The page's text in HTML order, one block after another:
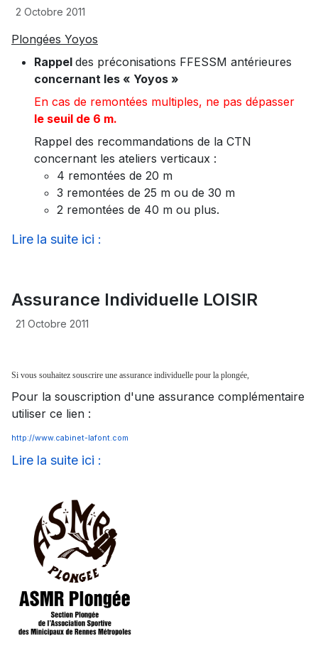
2 Octobre 2011
Plongées Yoyos
Rappel des préconisations FFESSM antérieures
concernant les « Yoyos »
En cas de remontées multiples, ne pas dépasser
le seuil de 6 m.
Rappel des recommandations de la CTN
concernant les ateliers verticaux :
4 remontées de 20 m
3 remontées de 25 m ou de 30 m
2 remontées de 40 m ou plus.
Lire la suite ici :
Assurance Individuelle LOISIR
21 Octobre 2011
Si vous souhaitez souscrire une assurance individuelle pour la plongée,
Pour la souscription d'une assurance complémentaire
utiliser ce lien :
http://www.cabinet-lafont.com
Lire la suite ici :